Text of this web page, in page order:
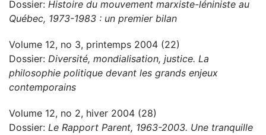
Dossier: Histoire du mouvement marxiste-léniniste au
Québec, 1973-1983 : un premier bilan
Volume 12, no 3, printemps 2004 (22)
Dossier: Diversité, mondialisation, justice. La
philosophie politique devant les grands enjeux
contemporains
Volume 12, no 2, hiver 2004 (28)
Dossier: Le Rapport Parent, 1963-2003. Une tranquille